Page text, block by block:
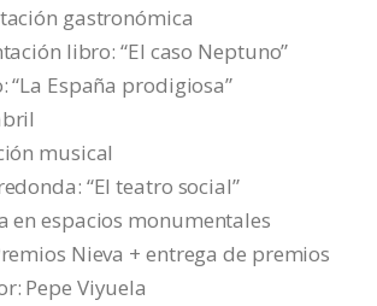
gastronómica
libro: “El caso Neptuno”
“La España prodigiosa”
musical
“El teatro social”
en espacios monumentales
Nieva + entrega de premios
Pepe Viyuela